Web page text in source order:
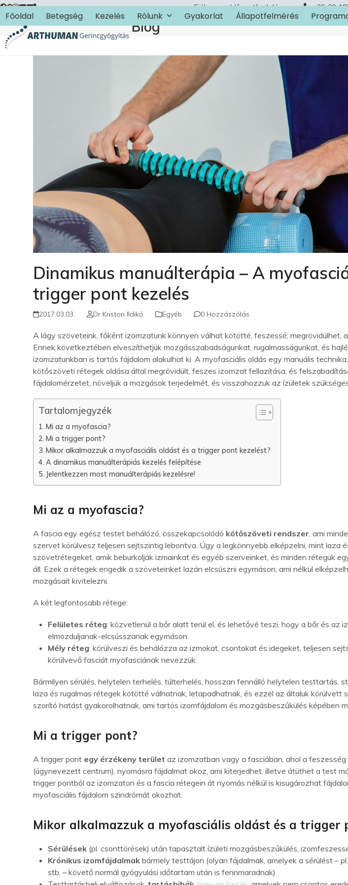
Skip
to
content
Fiókom Időpontfoglalás +36-30-
Főoldal Betegség Kezelés Rólunk Gyakorlat Állapotfelmérés
Blog
Dinamikus manuálterápia – A
trigger pont kezelés
2017.03.03. Dr Kriston Ildikó Egyéb 0 Hozzászólás
A lágy szöveteink, főként izomzatunk könnyen válhat kötötté, feszessé; megrövidülhet,
Ennek következtében elveszíthetjük mozgásszabadságunkat, rugalmasságunkat, és
izomzatunkban is tartós fájdalom alakulhat ki. A myofasciális oldás egy manuális
kötőszöveti rétegek oldása által megrövidült, feszes izomzat fellazítása, és
fájdalomérzetet, növeljük a mozgások terjedelmét, és visszahozzuk az ízületek
Tartalomjegyzék
Mi az a myofascia?
Mi a trigger pont?
Mikor alkalmazzuk a myofasciális oldást és a trigger pont kezelést?
A dinamikus manuálterápiás kezelés felépítése
Jelentkezzen most manuálterápiás kezelésre!
Mi az a myofascia?
A fascia egy egész testet behálózó, összekapcsolódó kötőszöveti rendszer, ami
szervet körülvesz teljesen sejtszintig lebontva. Úgy a legkönnyebb elképzelni, mint laza
szövetrétegeket, amik beburkolják izmainkat és egyéb szerveinket, és minden rétegük
áll. Ezek a rétegek engedik a szöveteinket lazán elcsúszni egymáson, ami nélkül
mozgásait kivitelezni.
A két legfontosabb rétege:
Felületes réteg: közvetlenül a bőr alatt terül el, és lehetővé teszi, hogy a bőr és az
elmozduljanak-elcsússzanak egymáson.
Mély réteg: körülveszi és behálózza az izmokat, csontokat és idegeket, teljesen
körülvevő fasciát myofasciának nevezzük.
Bármilyen sérülés, helytelen terhelés, túlterhelés, hosszan fennálló helytelen testtartás,
laza és rugalmas rétegek kötötté válhatnak, letapadhatnak, és ezzel az általuk
szorító hatást gyakorolhatnak, ami tartós izomfájdalom és mozgásbeszűkülés képében
Mi a trigger pont?
A trigger pont egy érzékeny terület az izomzatban vagy a fasciában, ahol a feszesség
(úgynevezett centrum), nyomásra fájdalmat okoz, ami kiterjedhet, illetve átüthet a test
trigger pontból az izomzaton és a fascia rétegein át nyomás nélkül is kisugározhat
myofasciális fájdalom szindrómát okozhat.
Mikor alkalmazzuk a myofasciális oldást és a trigger
Sérülések (pl. csonttörések) után tapasztalt ízületi mozgásbeszűkülés,
Krónikus izomfájdalmak bármely testtájon (olyan fájdalmak, amelyek a sérülést –
stb. – követő normál gyógyulási időtartam után is fennmaradnak)